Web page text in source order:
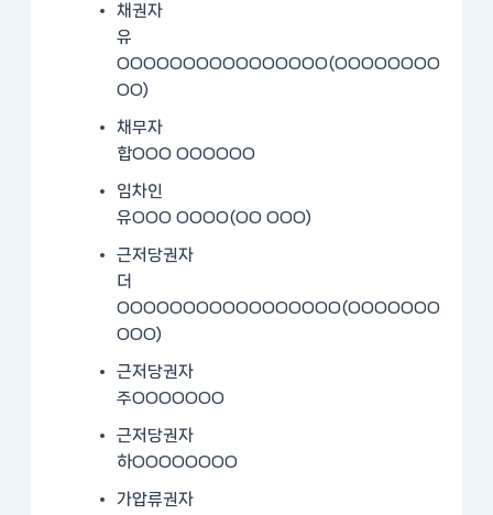
채권자
유
OOOOOOOOOOOOOOOO(OOOOOOOO
OO)
채무자
합OOO OOOOOO
임차인
유OOO OOOO(OO OOO)
근저당권자
더
OOOOOOOOOOOOOOOOO(OOOOOOO
OOO)
근저당권자
주OOOOOOO
근저당권자
하OOOOOOOO
가압류권자